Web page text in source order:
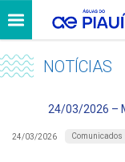
NOTÍCIAS
24/03/2026 –
24/03/2026 Comunicados